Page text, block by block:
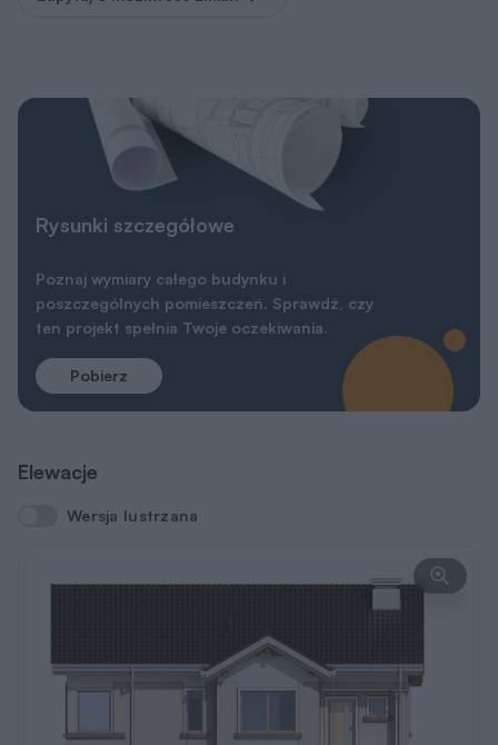
Rysunki szczegółowe
Poznaj wymiary całego budynku i
poszczególnych pomieszczeń. Sprawdź, czy
ten projekt spełnia Twoje oczekiwania.
Pobierz
Elewacje
Wersja lustrzana
Wersja lustrzana